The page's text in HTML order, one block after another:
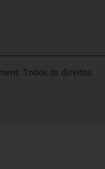
Todos os direitos